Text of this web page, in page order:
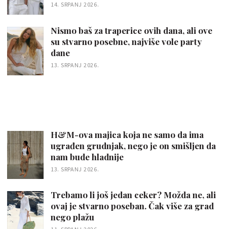
14. SRPANJ 2026.
Nismo baš za traperice ovih dana, ali ove
su stvarno posebne, najviše vole party
dane
13. SRPANJ 2026.
H&M-ova majica koja ne samo da ima
ugrađen grudnjak, nego je on smišljen da
nam bude hladnije
13. SRPANJ 2026.
Trebamo li još jedan ceker? Možda ne, ali
ovaj je stvarno poseban. Čak više za grad
nego plažu